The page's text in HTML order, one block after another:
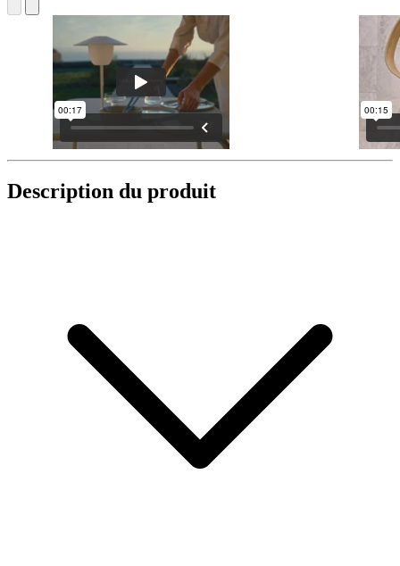
Description du produit